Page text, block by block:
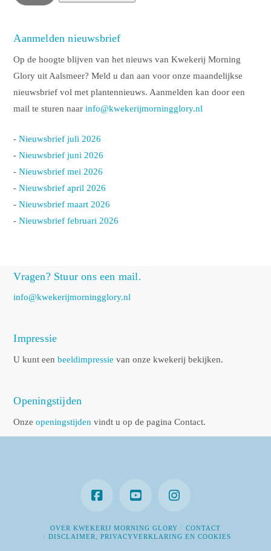
Aanmelden nieuwsbrief
Op de hoogte blijven van het nieuws van Kwekerij Morning
Glory uit Aalsmeer? Meld u dan aan voor onze maandelijkse
nieuwsbrief vol met plantennieuws. Aanmelden kan door een
mail te sturen naarinfo@kwekerijmorningglory.nl
-Nieuwsbrief juli 2026
-Nieuwsbrief juni 2026
-Nieuwsbrief mei 2026
-Nieuwsbrief april 2026
-Nieuwsbrief maart 2026
-Nieuwsbrief februari 2026
Vragen? Stuur ons een mail.
info@kwekerijmorningglory.nl
Impressie
U kunt eenbeeldimpressie van onze kwekerij bekijken.
Openingstijden
Onzeopeningstijden vindt u op de pagina Contact.
OVER KWEKERIJ MORNING GLORY
CONTACT
DISCLAIMER, PRIVACYVERKLARING EN COOKIES